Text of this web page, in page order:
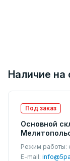
Наличие на
Под заказ
Основной
Режим работы:
E-mail: